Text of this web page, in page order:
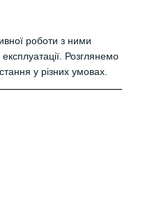
роботи з ними
Розглянемо
у різних умовах.